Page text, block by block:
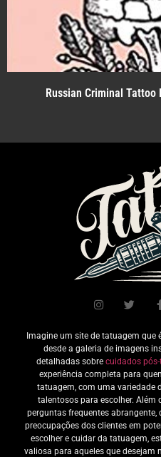
Russian Criminal Tattoo
Imagine um site de tatuagem que
desde a galeria de imagens
detalhadas sobre cuidados
experiência completa para
tatuagem, com uma variedade
talentosos para escolher. Além
perguntas frequentes abrangente,
preocupações dos clientes em
escolher e cuidar da tatuagem,
valiosa para aqueles que desejam